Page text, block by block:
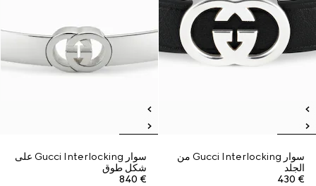
سوار Gucci Interlocking من
الجلد
€ 430
سوار Gucci Interlocking على
شكل طوق
€ 840